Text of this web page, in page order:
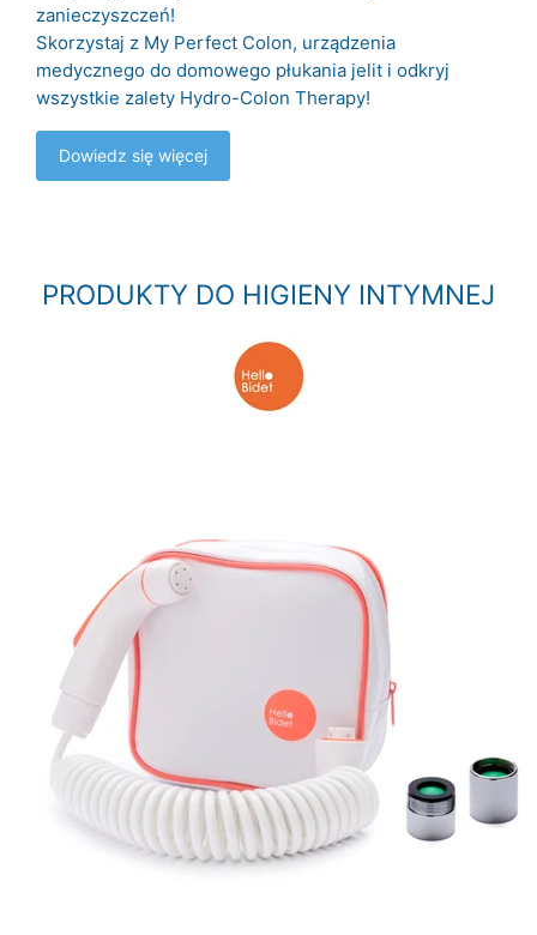
zanieczyszczeń!
Skorzystaj z My Perfect Colon, urządzenia
medycznego do domowego płukania jelit i odkryj
wszystkie zalety Hydro-Colon Therapy!
Dowiedz się więcej
PRODUKTY DO HIGIENY INTYMNEJ